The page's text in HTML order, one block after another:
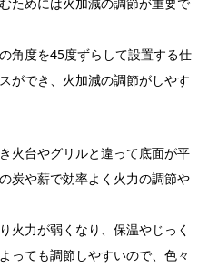
角度を45度ずらして設置する仕
ができ、火加減の調節がしやす
火台やグリルと違って底面が平
炭や薪で効率よく火力の調節や
火力が弱くなり、保温やじっく
っても調節しやすいので、色々